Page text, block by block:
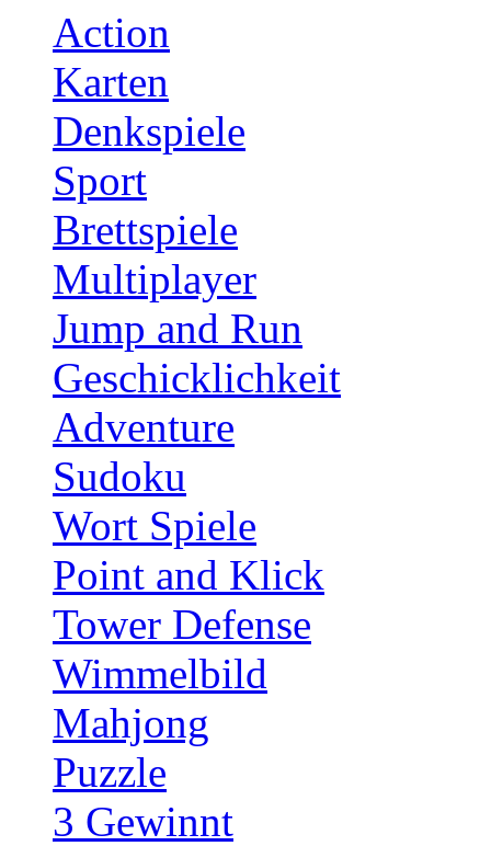
Action
Karten
Denkspiele
Sport
Brettspiele
Multiplayer
Jump and Run
Geschicklichkeit
Adventure
Sudoku
Wort Spiele
Point and Klick
Tower Defense
Wimmelbild
Mahjong
Puzzle
3 Gewinnt